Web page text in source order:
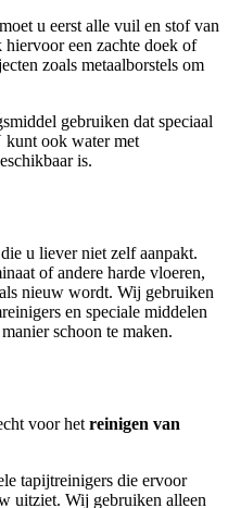
u eerst alle vuil en stof van
een zachte doek of
zoals metaalborstels om
gebruiken dat speciaal
kunt ook water met
is.
u liever niet zelf aanpakt.
of andere harde vloeren,
nieuw wordt. Wij gebruiken
en speciale middelen
schoon te maken.
voor het reinigen van
tapijtreinigers die ervoor
uitziet. Wij gebruiken alleen